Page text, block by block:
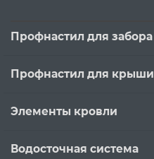
Профнастил для забора
Профнастил для крыши
Элементы кровли
Водосточная система